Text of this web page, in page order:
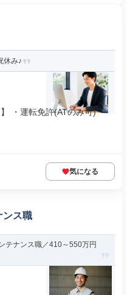
休み♪
・運転免許(ATのみ可) ・
気になる
ンス職
テナンス職／410～550万円